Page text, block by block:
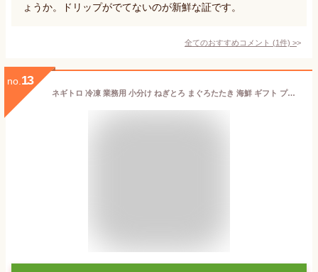
ょうか。ドリップがでてないのが新鮮な証です。
全てのおすすめコメント (1件) >
no. 13
ネギトロ 冷凍 業務用 小分け ねぎとろ まぐろたたき 海鮮 ギフト プレゼント 鮪 まぐろ マグロ ネギまぐろ 葱とろ お歳暮 御歳暮 南食品 (100g × 5パック)